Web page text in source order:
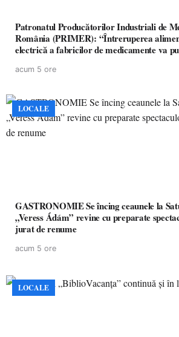
Patronatul Producătorilor Industriali de
România (PRIMER): “Întreruperea
electrică a fabricilor de medicamente va
acum 5 ore
LOCALE
GASTRONOMIE Se încing ceaunele la Satu Mare! Concursul
„Veress Ádám” revine cu preparate
jurat de renume
acum 5 ore
LOCALE